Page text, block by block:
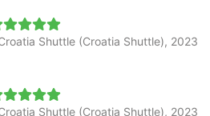
地到B地的净价。为了避免不愉
出您对旅行的所有要求。否则，您
给下一个旅客，届时司机将无法满
司机可能是个问题。如果您不想听
求司机关掉音乐；如果不想说话，
Shuttle (Croatia Shuttle), 2023
Shuttle (Croatia Shuttle), 2023